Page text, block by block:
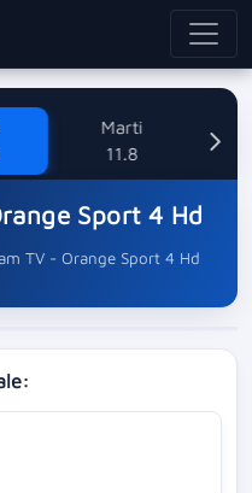
Marti
11.8
Sport 4 Hd
TV - Orange Sport 4 Hd